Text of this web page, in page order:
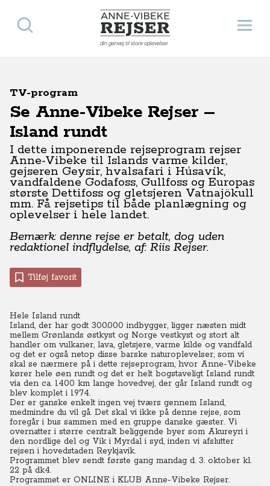
Anne-Vibeke Rejser
din genvej til store oplevelser
Åbn
Søg
TV-program
Se Anne-Vibeke Rejser –
Island rundt
I dette imponerende rejseprogram rejser
Anne-Vibeke til Islands varme kilder,
gejseren Geysir, hvalsafari i Húsavík,
vandfaldene Godafoss, Gullfoss og Europas
største Dettifoss og gletsjeren Vatnajökull
mm. Få rejsetips til både planlægning og
oplevelser i hele landet.
Bemærk: denne rejse er betalt, dog uden
redaktionel indflydelse, af: Riis Rejser.
Tilføj favorit
Hele Island rundt
Island, der har godt 300.000 indbygger, ligger næsten midt
mellem Grønlands østkyst og Norge vestkyst og stort alt
handler om vulkaner, lava, gletsjere, varme kilde og vandfald
og det er også netop disse barske naturoplevelser, som vi
skal se nærmere på i dette rejseprogram, hvor Anne-Vibeke
kører hele øen rundt og det er helt bogstaveligt Island rundt
via den ca. 1400 km lange hovedvej, der går Island rundt og
blev komplet i 1974.
Der er ganske enkelt ingen vej tværs gennem Island,
medmindre du vil gå. Det skal vi ikke på denne rejse, som
foregår i bus sammen med en gruppe danske gæster. Vi
overnatter i større centralt beliggende byer som Akureyri i
den nordlige del og Vik i Myrdal i syd, inden vi afslutter
rejsen i hovedstaden Reykjavik.
Programmet blev sendt første gang mandag d. 3. oktober kl.
22 på dk4.
Programmet er ONLINE i KLUB Anne-Vibeke Rejser.